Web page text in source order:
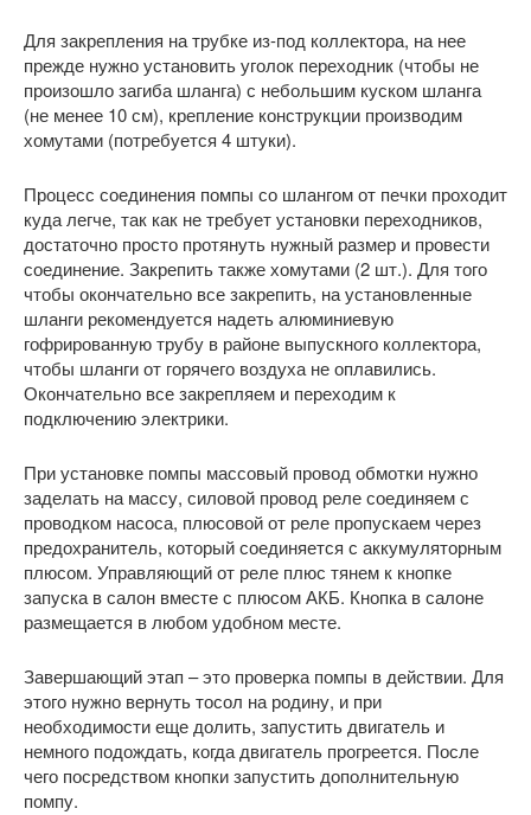
Для закрепления на трубке из-под коллектора, на нее
прежде нужно установить уголок переходник (чтобы не
произошло загиба шланга) с небольшим куском шланга
(не менее 10 см), крепление конструкции производим
хомутами (потребуется 4 штуки).
Процесс соединения помпы со шлангом от печки проходит
куда легче, так как не требует установки переходников,
достаточно просто протянуть нужный размер и провести
соединение. Закрепить также хомутами (2 шт.). Для того
чтобы окончательно все закрепить, на установленные
шланги рекомендуется надеть алюминиевую
гофрированную трубу в районе выпускного коллектора,
чтобы шланги от горячего воздуха не оплавились.
Окончательно все закрепляем и переходим к
подключению электрики.
При установке помпы массовый провод обмотки нужно
заделать на массу, силовой провод реле соединяем с
проводком насоса, плюсовой от реле пропускаем через
предохранитель, который соединяется с аккумуляторным
плюсом. Управляющий от реле плюс тянем к кнопке
запуска в салон вместе с плюсом АКБ. Кнопка в салоне
размещается в любом удобном месте.
Завершающий этап – это проверка помпы в действии. Для
этого нужно вернуть тосол на родину, и при
необходимости еще долить, запустить двигатель и
немного подождать, когда двигатель прогреется. После
чего посредством кнопки запустить дополнительную
помпу.